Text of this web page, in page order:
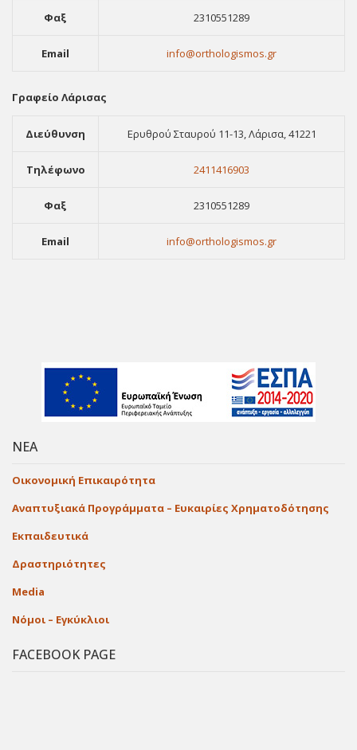
Φαξ 2310551289
Email info@orthologismos.gr
Γραφείο Λάρισας
Διεύθυνση Ερυθρού Σταυρού 11-13, Λάρισα, 41221
Τηλέφωνο 2411416903
Φαξ 2310551289
Email info@orthologismos.gr
ΝΕΑ
Οικονομική Επικαιρότητα
Αναπτυξιακά Προγράμματα – Ευκαιρίες Χρηματοδότησης
Εκπαιδευτικά
Δραστηριότητες
Media
Νόμοι – Εγκύκλιοι
FACEBOOK PAGE